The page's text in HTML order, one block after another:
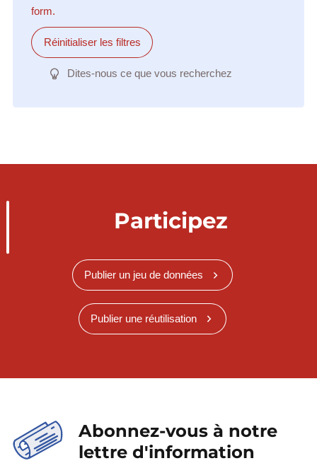
form.
Réinitialiser les filtres
Dites-nous ce que vous recherchez
Participez
Publier un jeu de données
Publier une réutilisation
Abonnez-vous à notre
lettre d'information